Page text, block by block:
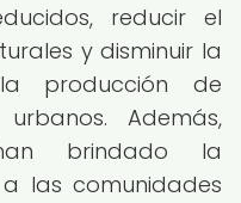
reducir el
y disminuir la
producción de
Además,
brindado la
las comunidades